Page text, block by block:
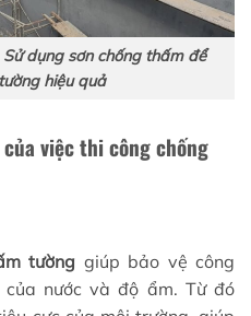
thấm để
hiệu quả
việc thi công chống
tường giúp bảo vệ công
nước và độ ẩm. Từ đó